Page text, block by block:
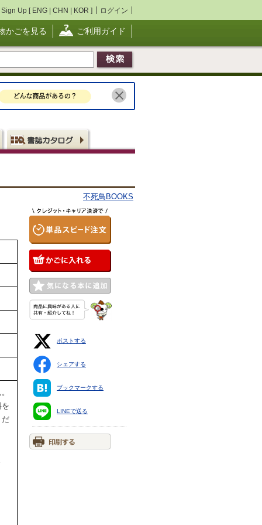
Sign Up [ ENG | CHN | KOR ] ログイン
かごを見る ご利用ガイド
不死鳥BOOKS
だ
ポストする
シェアする
ブックマークする
LINEで送る